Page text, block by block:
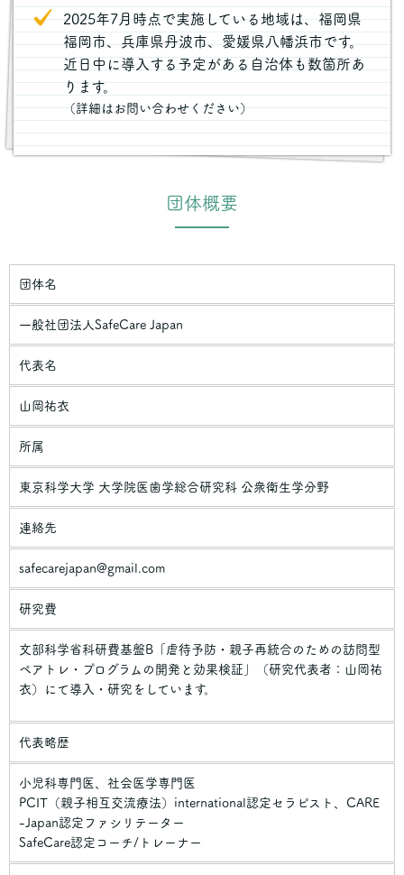
2025年7月時点で実施している地域は、福岡県
福岡市、兵庫県丹波市、愛媛県八幡浜市です。
近日中に導入する予定がある自治体も数箇所あ
ります。
（詳細はお問い合わせください）
団体概要
団体名
一般社団法人SafeCare Japan
代表名
山岡祐衣
所属
東京科学大学 大学院医歯学総合研究科 公衆衛生学分野
連絡先
safecarejapan@gmail.com
研究費
文部科学省科研費基盤B「虐待予防・親子再統合のための訪問型
ペアトレ・プログラムの開発と効果検証」（研究代表者：山岡祐
衣）にて導入・研究をしています。
代表略歴
小児科専門医、社会医学専門医
PCIT（親子相互交流療法）international認定セラピスト、CARE
-Japan認定ファシリテーター
SafeCare認定コーチ/トレーナー